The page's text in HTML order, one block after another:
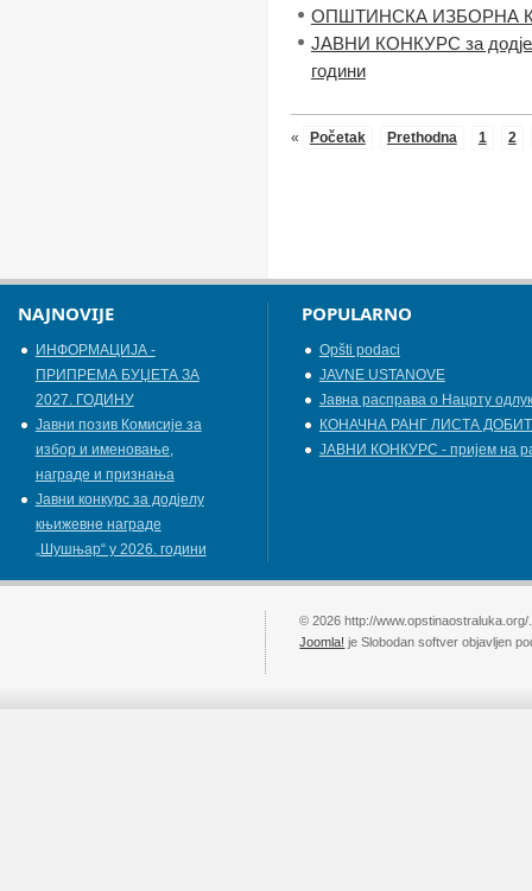
ОПШТИНСКА ИЗБОРНА
ЈАВНИ КОНКУРС за
години
« Početak Prethodna 1 2
NAJNOVIJE
ИНФОРМАЦИЈА -
ПРИПРЕМА БУЏЕТА ЗА
2027. ГОДИНУ
Jавни позив Комисије за
избор и именовање,
награде и признања
Јавни конкурс за додјелу
књижевнe наградe
„Шушњар“ у 2026. години
POPULARNO
Opšti podaci
JAVNE USTANOVE
Јавна расправа о Нацрту
КОНАЧНА РАНГ ЛИСТА
ЈАВНИ КОНКУРС - пријем на
© 2026 http://
Joomla! je Slobodan softver objavljen